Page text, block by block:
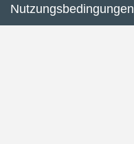
Nutzungsbedingungen